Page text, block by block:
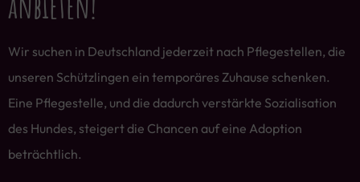
Wir suchen in Deutschland jederzeit nach Pflegestellen, die
unseren Schützlingen ein temporäres Zuhause schenken.
Eine Pflegestelle, und die dadurch verstärkte Sozialisation
des Hundes, steigert die Chancen auf eine Adoption
beträchtlich.